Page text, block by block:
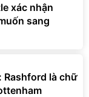
xác nhận
sang
Rashford là chữ